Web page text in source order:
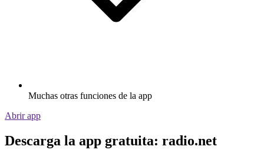
Muchas otras funciones de la app
Abrir app
Descarga la app gratuita: radio.net